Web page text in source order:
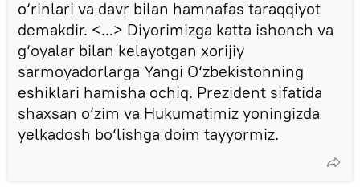
o‘rinlari va davr bilan hamnafas taraqqiyot
demakdir. <...> Diyorimizga katta ishonch va
g‘oyalar bilan kelayotgan xorijiy
sarmoyadorlarga Yangi O‘zbekistonning
eshiklari hamisha ochiq. Prezident sifatida
shaxsan o‘zim va Hukumatimiz yoningizda
yelkadosh bo‘lishga doim tayyormiz.